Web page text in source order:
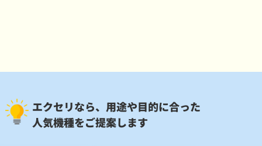
エクセリなら、用途や目的に合った
人気機種をご提案します